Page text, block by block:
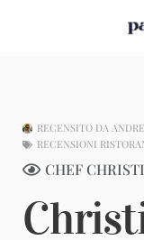
RECENSITO DA
RECENSIONI
CHEF